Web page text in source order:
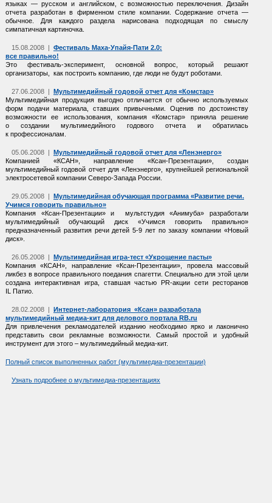
языках — русском и английском, с возможностью переключения. Дизайн
отчета разработан в фирменном стиле компании. Содержание отчета —
обычное. Для каждого раздела нарисована подходящая по смыслу
симпатичная картиночка.
15.08.2008 | Фестиваль Маха-Упайя-Пати 2.0:
все правильно!
Это фестиваль-эксперимент,
основной вопрос, который решают
организаторы, как построить компанию, где люди не будут роботами.
27.06.2008 | Мультимедийный годовой отчет для «Комстар»
Мультимедийная продукция выгодно отличается от обычно используемых
форм подачи материала, ставших привычными. Оценив по достоинству
возможности ее использования, компания «Комстар» приняла решение
о создании мультимедийного годового отчета и обратилась
к профессионалам.
05.06.2008 | Мультимедийный годовой отчет для «Ленэнерго»
Компанией «КСАН», направление «Ксан-Презентации»,
создан
мультимедийный годовой отчет для «Ленэнерго», крупнейшей региональной
электросетевой компании Северо-Запада России.
29.05.2008 | Мультимедийная обучающая программа «Развитие речи.
Учимся говорить правильно»
Компания «Ксан-Презентации» и мультстудия «Анимуба» разработали
мультимедийный обучающий диск «Учимся говорить правильно»
предназначенный развития речи детей 5-9 лет по заказу компании «Новый
диск».
26.05.2008 | Мультимедийная игра-тест «Укрощение пасты»
Компания «КСАН», направление «Ксан-Презентации», провела массовый
ликбез в вопросе правильного поедания спагетти. Специально для этой цели
создана интерактивная игра, ставшая частью PR-акции сети ресторанов
IL Патио.
28.02.2008 | Интернет-лаборатория «Ксан» разработала
мультимедийный медиа-кит для делового портала RB.ru
Для привлечения рекламодателей изданию необходимо ярко и лаконично
представить свои рекламные возможности. Самый простой и удобный
инструмент для этого – мультимедийный медиа-кит.
Полный список выполненных работ (мультимедиа-презентации)
Узнать подробнее о мультимедиа-презентациях